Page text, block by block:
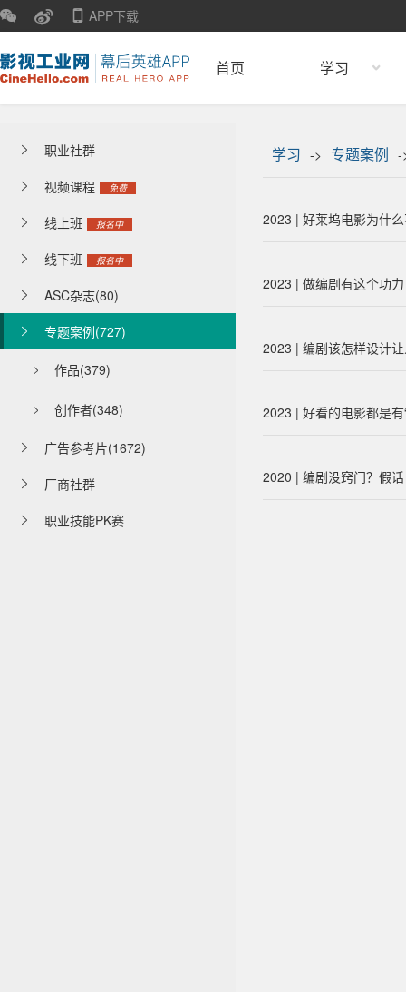
APP下载
首页 学习
 职业社群
 视频课程 免费
 线上班 报名中
 线下班 报名中
 ASC杂志(80)
 专题案例(727)
 作品(379)
 创作者(348)
 广告参考片(1672)
 厂商社群
 职业技能PK赛
学习 -> 专题案例 -
2023 | 好莱坞电影为什
2023 | 做编剧有这个功
2023 | 编剧该怎样设计让
2023 | 好看的电影都是
2020 | 编剧没窍门？假